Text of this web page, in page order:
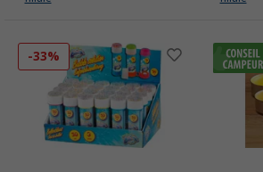
-33%